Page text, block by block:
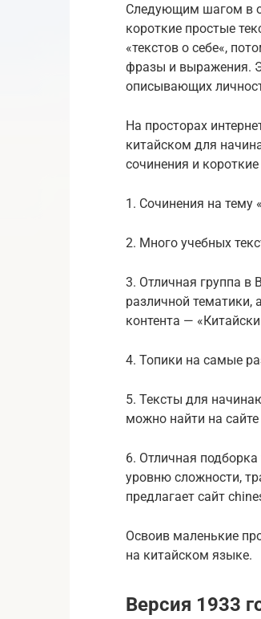
Следующим шагом в
короткие простые
«текстов о себе«,
фразы и выражения.
описывающих
На просторах
китайском для
сочинения и
1. Сочинения на тему
2. Много учебных
3. Отличная группа в
различной тематики,
контента —
4. Топики на самые
5. Тексты для
можно найти на
6. Отличная
уровню сложности,
предлагает сайт
Освоив маленькие
на китайском языке.
Версия 1933